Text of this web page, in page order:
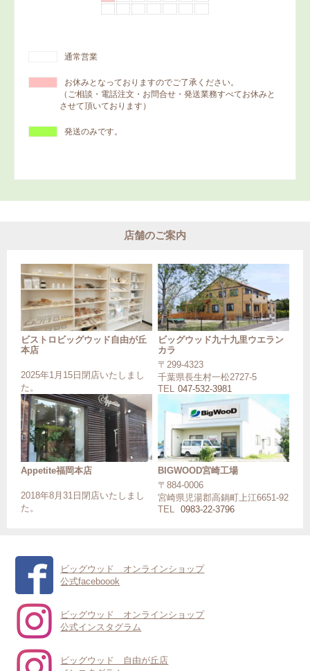
通常営業
お休みとなっておりますのでご了承ください。
（ご相談・電話注文・お問合せ・発送業務すべてお休みと
させて頂いております）
発送のみです。
店舗のご案内
ビストロビッグウッド自由が丘
本店
2025年1月15日閉店いたしまし
た。
ビッグウッド九十九里ウエラン
カラ
〒299-4323
千葉県長生村一松2727-5
TEL 047-532-3981
Appetite福岡本店
2018年8月31日閉店いたしまし
た。
BIGWOOD宮崎工場
〒884-0006
宮崎県児湯郡高鍋町上江6651-92
TEL
0983-22-3796
ビッグウッド オンラインショップ
公式faceboook
ビッグウッド オンラインショップ
公式インスタグラム
ビッグウッド 自由が丘店